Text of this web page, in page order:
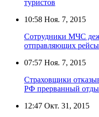
туристов
10:58 Ноя. 7, 2015
Сотрудники МЧС
отправляющих
07:57 Ноя. 7, 2015
Страховщики
РФ прерванный
12:47 Окт. 31, 2015